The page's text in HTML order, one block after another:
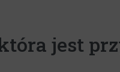
jest